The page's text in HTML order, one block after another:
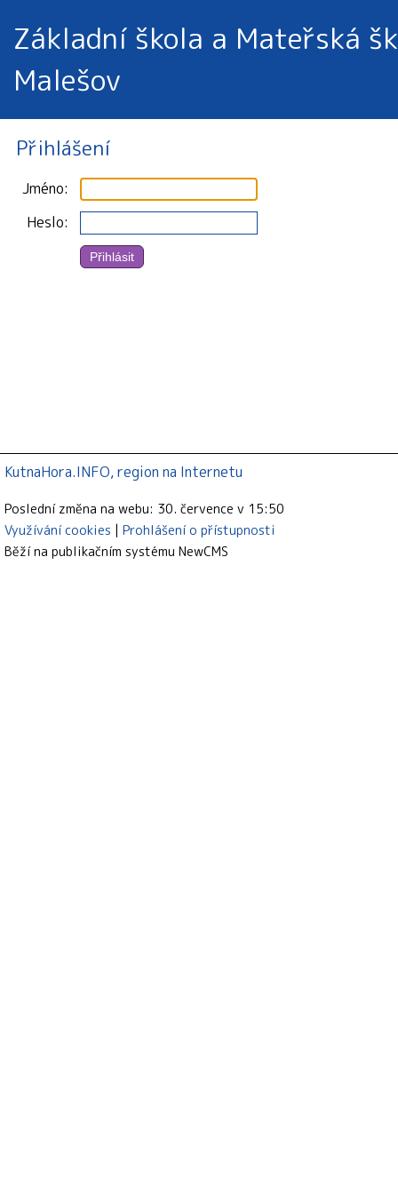
Základní škola a Mateřská
Malešov
Přihlášení
Jméno
Heslo
KutnaHora.INFO, region na Internetu
Poslední změna na webu: 30. července v 15:50
Využívání cookies
Prohlášení o přístupnosti
Běží na publikačním systému NewCMS